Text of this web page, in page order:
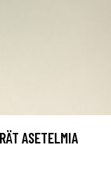
ASETELMIA